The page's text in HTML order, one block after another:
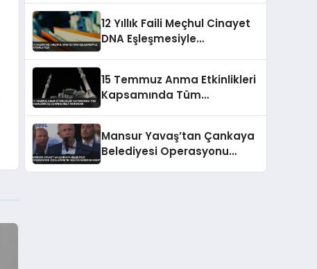
12 Yıllık Faili Meçhul Cinayet
DNA Eşleşmesiyle
15 Temmuz Anma Etkinlikleri
Kapsamında Tüm
Mansur Yavaş’tan Çankaya
Belediyesi Operasyonu